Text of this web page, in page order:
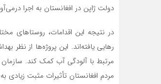
دولت ژاپن در افغانستان به اجرا
در نتیجه این اقدامات، روستاهای
رهایی یافته‌اند. این پروژه‌ها از نظر
مردم افغانستان تأثیرات مثبت زیادی